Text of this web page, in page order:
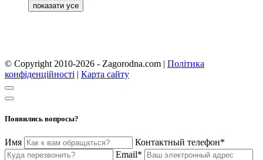
© Copyright 2010-2026 - Zagorodna.com | Політика
конфіденційності | Карта сайту
Появились вопросы?
Имя
Контактный телефон*
Email*